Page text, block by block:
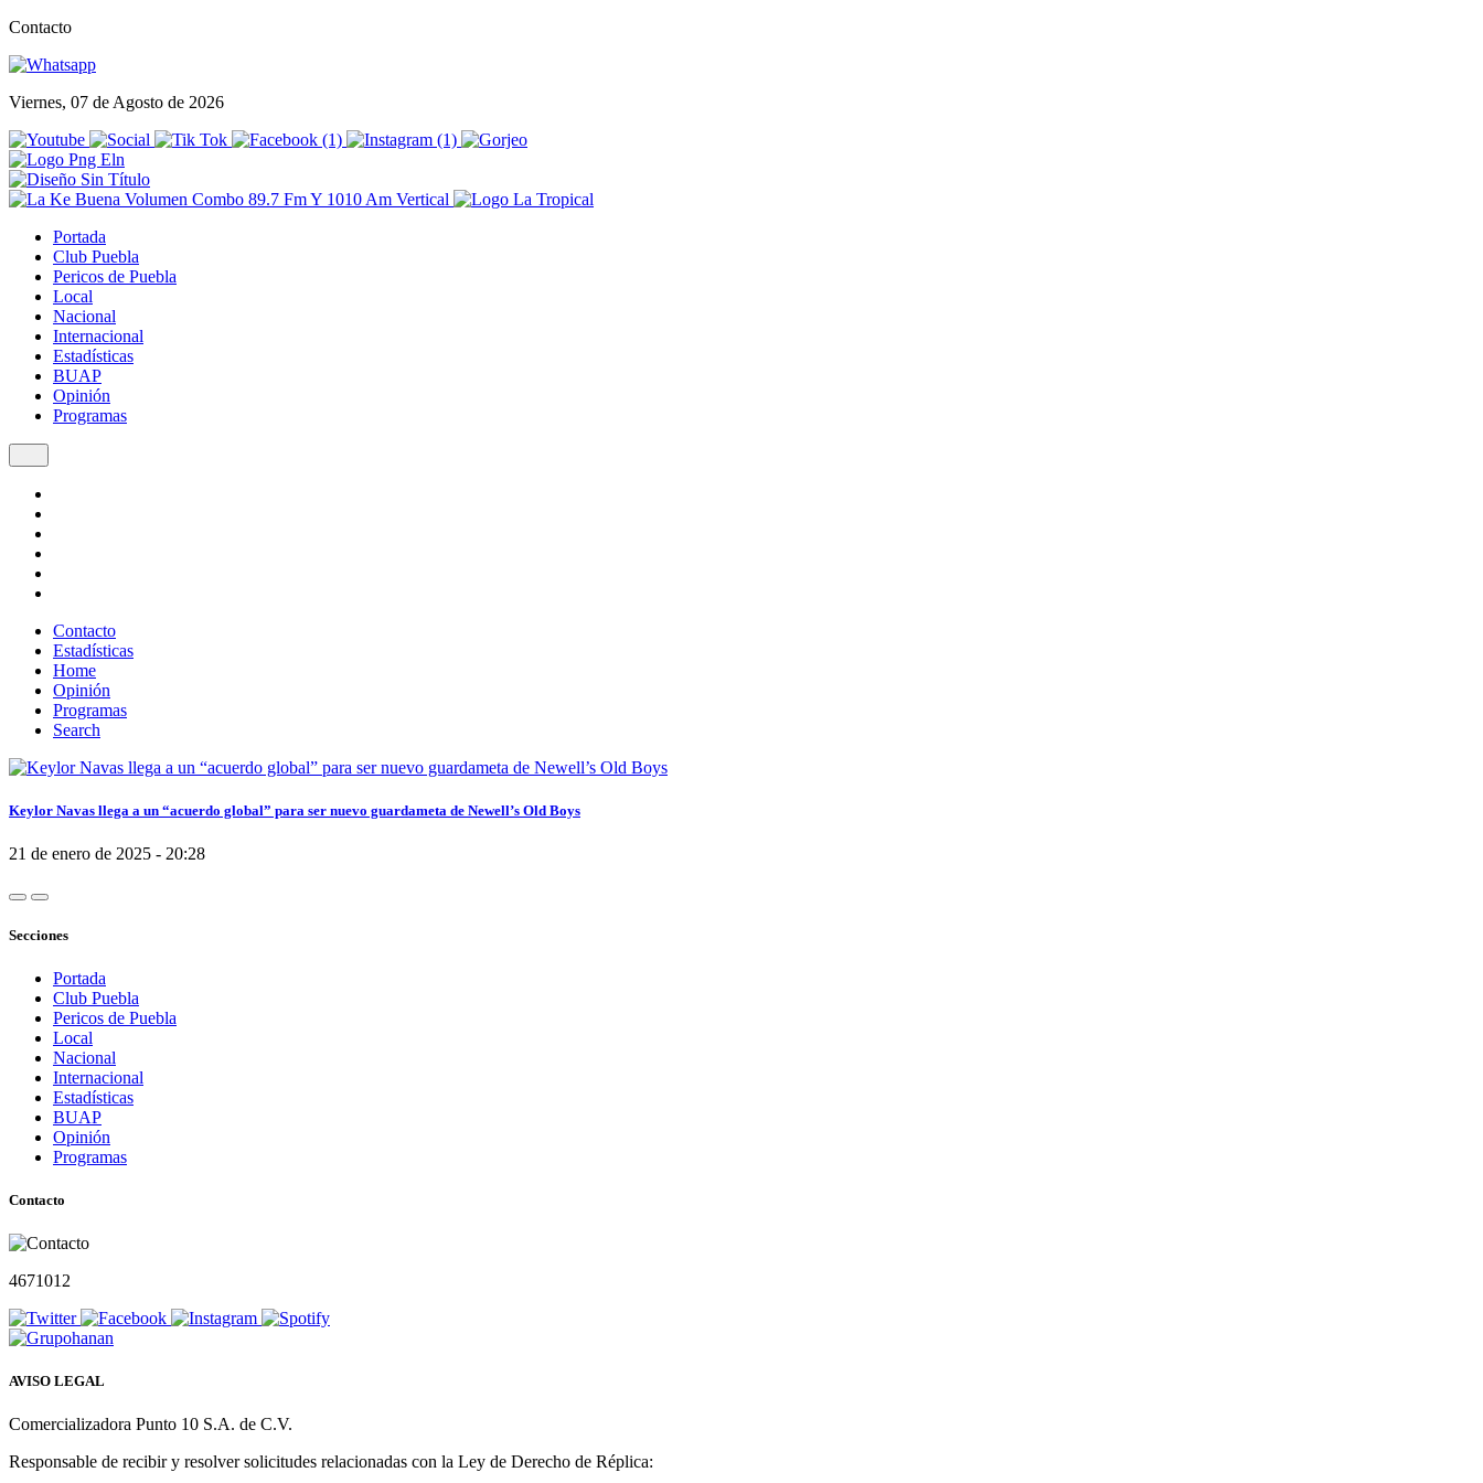
Contacto
Viernes, 07 de Agosto de 2026
Portada
Club Puebla
Pericos de Puebla
Local
Nacional
Internacional
Estadísticas
BUAP
Opinión
Programas
Contacto
Estadísticas
Home
Opinión
Programas
Search
Keylor Navas llega a un “acuerdo global” para ser nuevo guardameta de Newell’s Old Boys
21 de enero de 2025 - 20:28
Secciones
Portada
Club Puebla
Pericos de Puebla
Local
Nacional
Internacional
Estadísticas
BUAP
Opinión
Programas
Contacto
4671012
AVISO LEGAL
Comercializadora Punto 10 S.A. de C.V.
Responsable de recibir y resolver solicitudes relacionadas con la Ley de Derecho de Réplica: